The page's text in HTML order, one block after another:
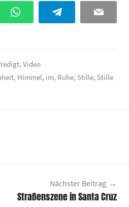
WhatsApp Telegram Email
, Video
, Himmel, im, Ruhe, Stille, Stille
Nächster Beitrag
Straßenszene in Santa Cruz